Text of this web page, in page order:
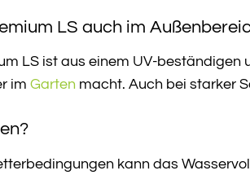
LS auch im
LS ist aus einem UV-
im Garten macht. Auch bei starker
kann das